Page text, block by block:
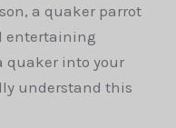
a quaker parrot
entertaining
quaker into your
understand this